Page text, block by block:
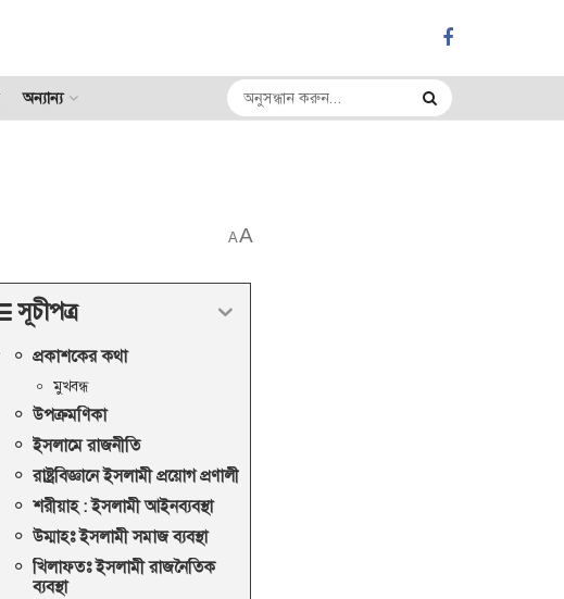
অন্যান্য
AA
সূচীপত্র
প্রকাশকের কথা
মুখবন্ধ
উপক্রমণিকা
ইসলামে রাজনীতি
রাষ্ট্রবিজ্ঞানে ইসলামী প্রয়োগ প্রণালী
শরীয়াহ : ইসলামী আইনব্যবস্থা
উম্মাহঃ ইসলামী সমাজ ব্যবস্থা
খিলাফতঃ ইসলামী রাজনৈতিক
ব্যবস্থা